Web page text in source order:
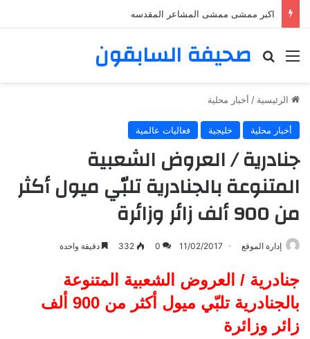
اكبر ممشى ممشى المشاعر المقدسه
صحيفة السابقون القائمة بحث عن
الرئيسية / أخبار محلية
أخبار محلية خليجية فعاليات عالمية
جنادرية / العروض الشعبية
المتنوعة بالجنادرية تلبّي ميول أكثر
من 900 ألف زائر وزائرة
إدارة الموقع 11/02/2017
0
332 دقيقة واحدة
جنادرية / العروض الشعبية المتنوعة
بالجنادرية تلبّي ميول أكثر من 900 ألف
زائر وزائرة